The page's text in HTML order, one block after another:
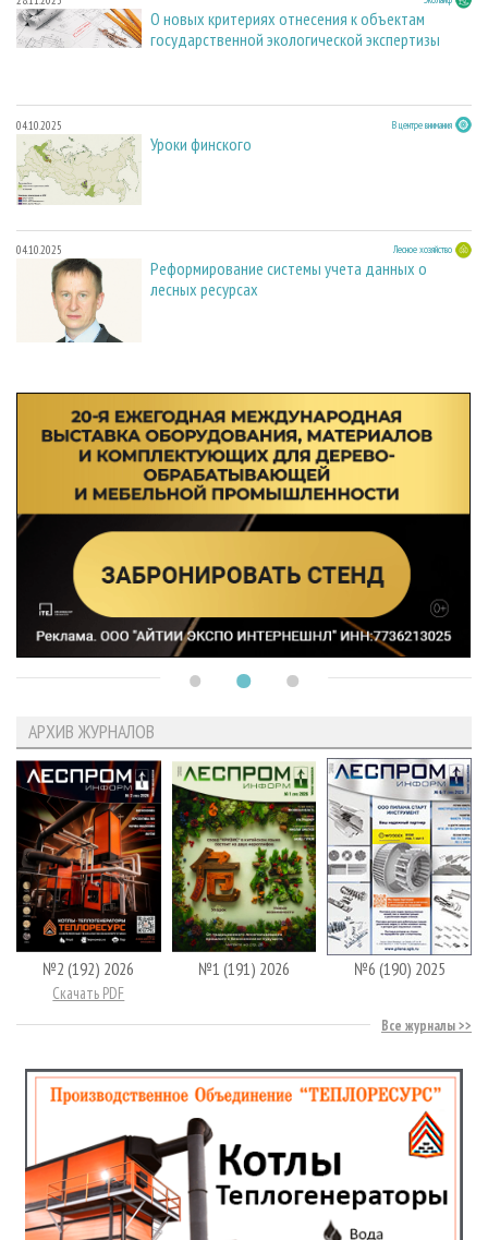
О новых критериях отнесения к объектам
государственной экологической экспертизы
04.10.2025 В центре внимания
Уроки финского
04.10.2025 Лесное хозяйство
Реформирование системы учета данных о
лесных ресурсах
АРХИВ ЖУРНАЛОВ
№2 (192) 2026
Скачать PDF
№1 (191) 2026 №6 (190) 2025
Все журналы